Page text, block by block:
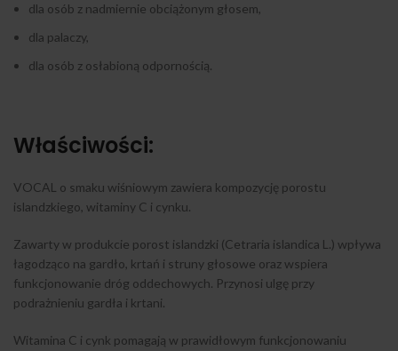
dla osób z nadmiernie obciążonym głosem,
dla palaczy,
dla osób z osłabioną odpornością.
Właściwości:
VOCAL o smaku wiśniowym zawiera kompozycję porostu
islandzkiego, witaminy C i cynku.
Zawarty w produkcie porost islandzki (Cetraria islandica L.) wpływa
łagodząco na gardło, krtań i struny głosowe oraz wspiera
funkcjonowanie dróg oddechowych. Przynosi ulgę przy
podrażnieniu gardła i krtani.
Witamina C i cynk pomagają w prawidłowym funkcjonowaniu